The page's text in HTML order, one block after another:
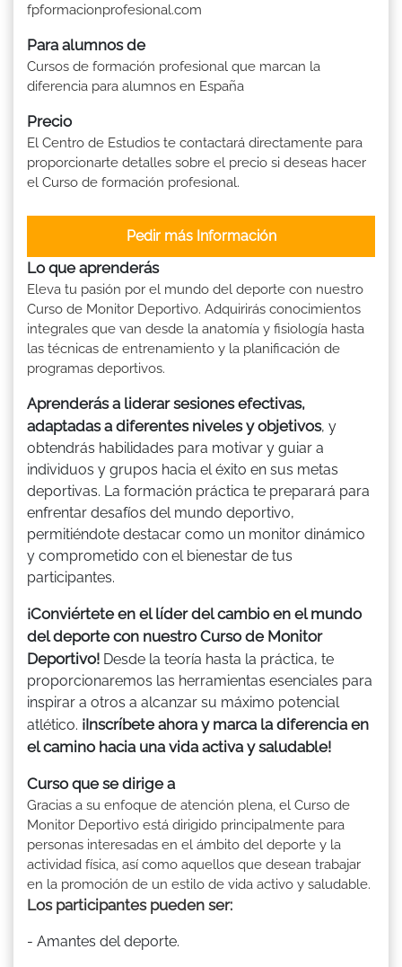
fpformacionprofesional.com
Para alumnos de
Cursos de formación profesional que marcan la
diferencia para alumnos en España
Precio
El Centro de Estudios te contactará directamente para
proporcionarte detalles sobre el precio si deseas hacer
el Curso de formación profesional.
Pedir más Información
Lo que aprenderás
Eleva tu pasión por el mundo del deporte con nuestro
Curso de Monitor Deportivo. Adquirirás conocimientos
integrales que van desde la anatomía y fisiología hasta
las técnicas de entrenamiento y la planificación de
programas deportivos.
Aprenderás a liderar sesiones efectivas,
adaptadas a diferentes niveles y objetivos, y
obtendrás habilidades para motivar y guiar a
individuos y grupos hacia el éxito en sus metas
deportivas. La formación práctica te preparará para
enfrentar desafíos del mundo deportivo,
permitiéndote destacar como un monitor dinámico
y comprometido con el bienestar de tus
participantes.
¡Conviértete en el líder del cambio en el mundo
del deporte con nuestro Curso de Monitor
Deportivo! Desde la teoría hasta la práctica, te
proporcionaremos las herramientas esenciales para
inspirar a otros a alcanzar su máximo potencial
atlético. ¡Inscríbete ahora y marca la diferencia en
el camino hacia una vida activa y saludable!
Curso que se dirige a
Gracias a su enfoque de atención plena, el Curso de
Monitor Deportivo está dirigido principalmente para
personas interesadas en el ámbito del deporte y la
actividad física, así como aquellos que desean trabajar
en la promoción de un estilo de vida activo y saludable.
Los participantes pueden ser:
- Amantes del deporte.